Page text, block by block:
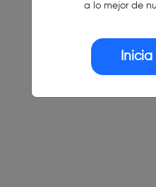
a lo mejor de